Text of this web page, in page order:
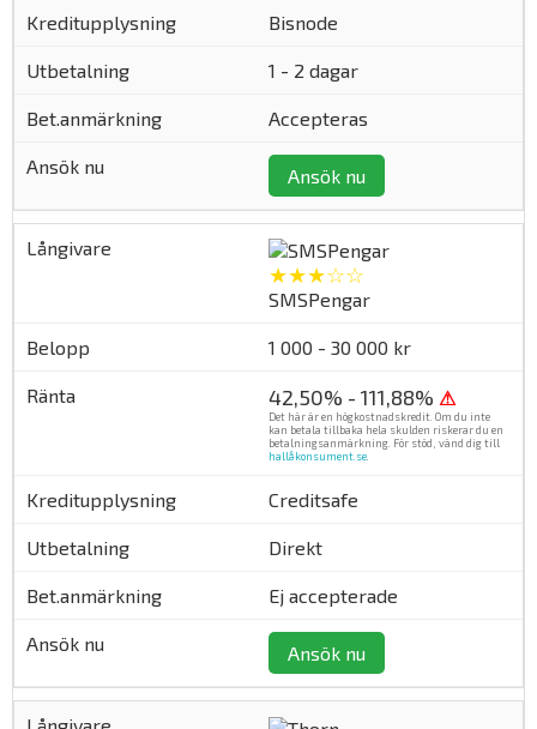
Bisnode
1 - 2 dagar
Accepteras
Ansök nu
★★★☆☆
SMSPengar
1 000 - 30 000 kr
42,50% - 111,88% ⚠
Det här är en högkostnadskredit. Om du inte
kan betala tillbaka hela skulden riskerar du en
betalningsanmärkning. För stöd, vänd dig till
hallåkonsument.se.
Creditsafe
Direkt
Ej accepterade
Ansök nu